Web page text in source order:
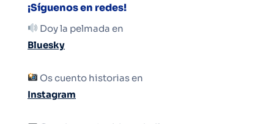
¡Síguenos en redes!
Doy la pelmada en
Bluesky
Os cuento historias en
Instagram